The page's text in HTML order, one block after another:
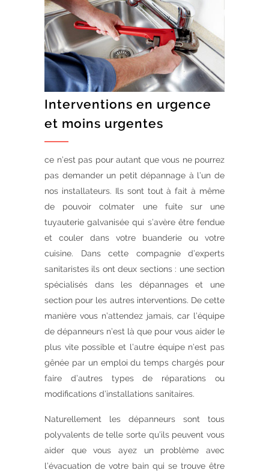
Interventions en urgence
et moins urgentes
ce n’est pas pour autant que vous ne pourrez
pas demander un petit dépannage à l’un de
nos installateurs. Ils sont tout à fait à même
de pouvoir colmater une fuite sur une
tuyauterie galvanisée qui s’avère être fendue
et couler dans votre buanderie ou votre
cuisine. Dans cette compagnie d’experts
sanitaristes ils ont deux sections : une section
spécialisés dans les dépannages et une
section pour les autres interventions. De cette
manière vous n’attendez jamais, car l’équipe
de dépanneurs n’est là que pour vous aider le
plus vite possible et l’autre équipe n’est pas
gênée par un emploi du temps chargés pour
faire d’autres types de réparations ou
modifications d’installations sanitaires.
Naturellement les dépanneurs sont tous
polyvalents de telle sorte qu’ils peuvent vous
aider que vous ayez un problème avec
l’évacuation de votre bain qui se trouve être